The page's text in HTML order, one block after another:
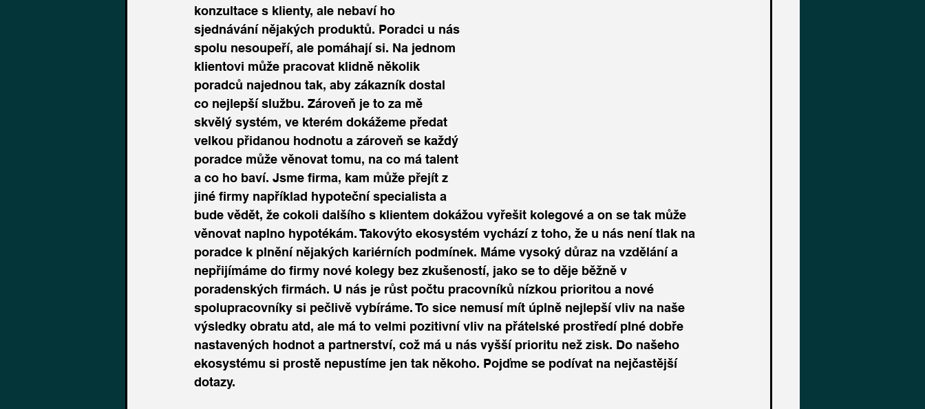
konzultace s klienty, ale nebaví ho
sjednávání nějakých produktů. Poradci u nás
spolu nesoupeří, ale pomáhají si. Na jednom
klientovi může pracovat klidně několik
poradců najednou tak, aby zákazník dostal
co nejlepší službu. Zároveň je to za mě
skvělý systém, ve kterém dokážeme předat
velkou přidanou hodnotu a zároveň se každý
poradce může věnovat tomu, na co má talent
a co ho baví. Jsme firma, kam může přejít z
jiné firmy například hypoteční specialista a
bude vědět, že cokoli dalšího s klientem dokážou vyřešit kolegové a on se tak může
věnovat naplno hypotékám. Takovýto ekosystém vychází z toho, že u nás není tlak na
poradce k plnění nějakých kariérních podmínek. Máme vysoký důraz na vzdělání a
nepřijímáme do firmy nové kolegy bez zkušeností, jako se to děje běžně v
poradenských firmách. U nás je růst počtu pracovníků nízkou prioritou a nové
spolupracovníky si pečlivě vybíráme. To sice nemusí mít úplně nejlepší vliv na naše
výsledky obratu atd, ale má to velmi pozitivní vliv na přátelské prostředí plné dobře
nastavených hodnot a partnerství, což má u nás vyšší prioritu než zisk. Do našeho
ekosystému si prostě nepustíme jen tak někoho. Pojďme se podívat na nejčastější
dotazy.